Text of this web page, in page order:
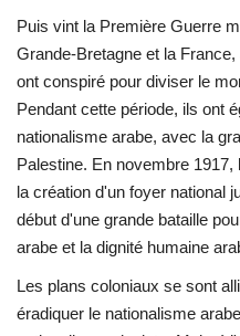
Puis vint la Première Guerre
Grande-Bretagne et la
ont conspiré pour diviser le
Pendant cette période, ils ont
nationalisme arabe, avec la
Palestine. En novembre
la création d'un foyer national
début d'une grande bataille
arabe et la dignité humaine
Les plans coloniaux se sont
éradiquer le nationalisme